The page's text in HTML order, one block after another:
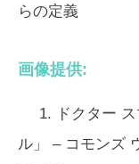
らの定義
画像提供:
1. ドクター
ル」 – コモンズ